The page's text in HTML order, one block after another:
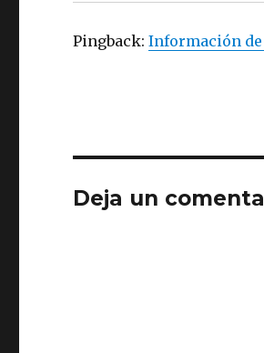
Pingback:Información de
Deja un